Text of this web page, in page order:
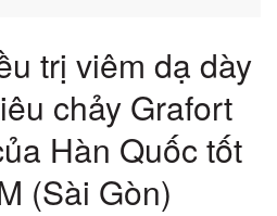
trị viêm dạ dày
chảy Grafort
Hàn Quốc tốt
(Sài Gòn)